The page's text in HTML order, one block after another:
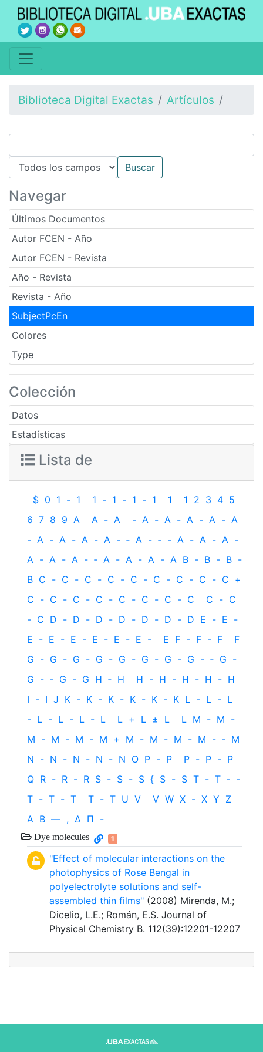
Biblioteca Digital Exactas Artículos
Navegar
Últimos Documentos
Autor FCEN - Año
Autor FCEN - Revista
Año - Revista
Revista - Año
SubjectPcEn
Colores
Type
Colección
Datos
Estadísticas
Lista de
$ 0 1 - 1 1 - 1 - 1 - 1 1 1 2 3 4 5
6 7 8 9 A A - A - A - A - A - A - A
- A - A - A - A - ‐ A - ‐ - A - A - A -
A - A - A - ‐ A - A - A - A B - B - B -
B C - C - C - C - C - C - C - C - C +
C - C - C - C - C - C - C - C C - C
- C D - D - D - D - D - D - D E - E -
E - E - E - E - E - E - E F - F - F
F
G - G - G - G - G - G - G - G - ‐ G -
G - ‐ G - G H ‐ H H - H - H - H - H
I - I J K - K - K - K - K - K L - L - L
- L - L - L - L L + L ± L L M - M -
M - M - M - M + M - M - M - M - ‐ M
N - N - N - N - N O P - P P - P - P
Q R - R - R S - S - S { S - S T - T ‐ -
T - T - T T - T U V V W X - X Y Z
Α Β — , Δ Π -
Dye molecules 1
"Effect of molecular interactions on the
photophysics of Rose Bengal in
polyelectrolyte solutions and self-
assembled thin films" (2008) Mirenda, M.;
Dicelio, L.E.; Román, E.S. Journal of
Physical Chemistry B. 112(39):12201-12207